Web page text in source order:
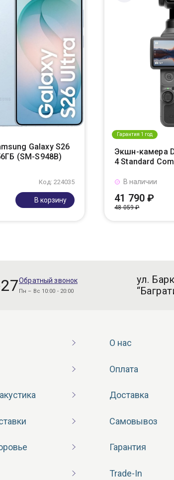
Galaxy S26
(SM-S948B)
Код: 224035
В корзину
Гарантия 1 год
Экшн-камера
4 Standard
В наличии
41 790 ₽
48 059 ₽
Обратный звонок
Пн – Вс 10:00 - 20:00
ул.
О нас
Оплата
Доставка
Самовывоз
Гарантия
Trade-In